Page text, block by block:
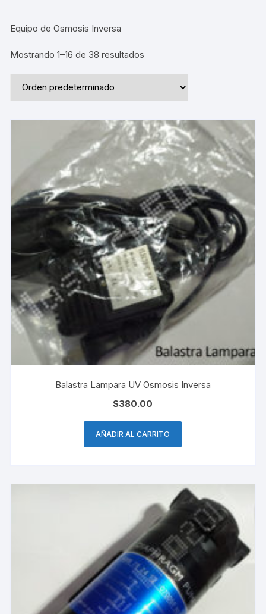
Equipo de Osmosis Inversa
Mostrando 1–16 de 38 resultados
Balastra Lampara UV Osmosis Inversa
$380.00
AÑADIR AL CARRITO